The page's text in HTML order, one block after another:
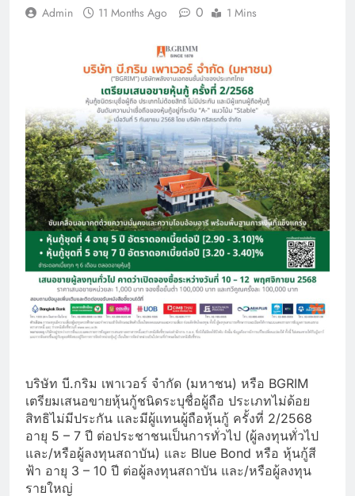
Admin 11 Months Ago 0 1 Mins
บริษัท บี.กริม เพาเวอร์ จำกัด (มหาชน) หรือ BGRIM
เตรียมเสนอขายหุ้นกู้ชนิดระบุชื่อผู้ถือ ประเภทไม่ด้อย
สิทธิไม่มีประกัน และมีผู้แทนผู้ถือหุ้นกู้ ครั้งที่ 2/2568
อายุ 5 – 7 ปี ต่อประชาชนเป็นการทั่วไป (ผู้ลงทุนทั่วไป
และ/หรือผู้ลงทุนสถาบัน) และ Blue Bond หรือ หุ้นกู้สี
ฟ้า อายุ 3 – 10 ปี ต่อผู้ลงทุนสถาบัน และ/หรือผู้ลงทุน
รายใหญ่